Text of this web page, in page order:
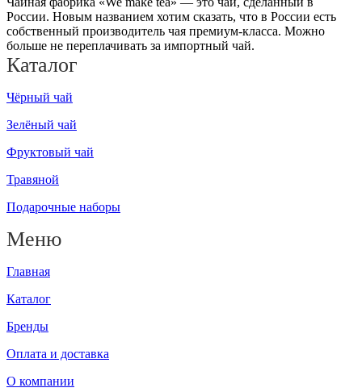
России. Новым названием хотим сказать, что в России есть
собственный производитель чая премиум-класса. Можно
больше не переплачивать за импортный чай.
Каталог
Чёрный чай
Зелёный чай
Фруктовый чай
Травяной
Подарочные наборы
Меню
Главная
Каталог
Бренды
Оплата и доставка
О компании